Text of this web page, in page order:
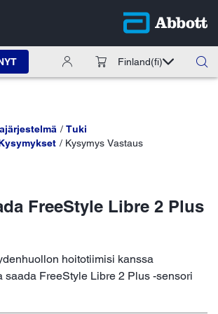
Finland(fi)
Tuki
Kysymys Vastaus
FreeStyle Libre 2 Plus
hoitotiimisi kanssa
saada FreeStyle Libre 2 Plus -sensori